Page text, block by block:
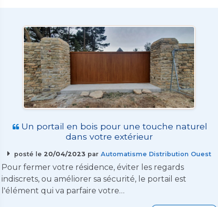
Un portail en bois pour une touche naturel
dans votre extérieur
posté le 20/04/2023 par Automatisme Distribution Ouest
Pour fermer votre résidence, éviter les regards
indiscrets, ou améliorer sa sécurité, le portail est
l'élément qui va parfaire votre…